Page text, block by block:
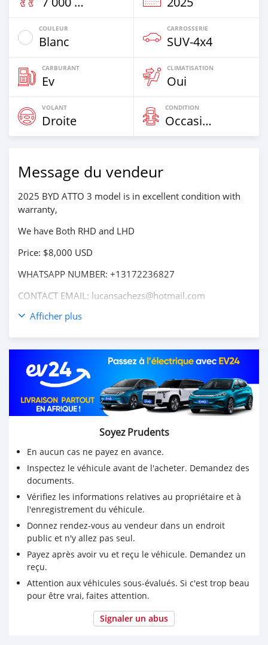
COULEUR
Blanc
CARROSSERIE
SUV‒4x4
CARBURANT
Ev
CLIMATISATION
Oui
VOLANT
Droite
CONDITION
Occasion
Message du vendeur
2025 BYD ATTO 3 model is in excellent condition with
warranty,
We have Both RHD and LHD
Price: $8,000 USD
WHATSAPP NUMBER: +13172236827
CONTACT EMAIL: lucansachezs@hotmail.com
Afficher plus
Soyez Prudents
En aucun cas ne payez en avance.
Inspectez le véhicule avant de l'acheter. Demandez des
documents.
Vérifiez les informations relatives au propriétaire et à
l'enregistrement du véhicule.
Donnez rendez-vous au vendeur dans un endroit
public et n'y allez pas seul.
Payez après avoir vu et reçu le véhicule. Demandez un
reçu.
Attention aux véhicules sous-évalués. Si c'est trop beau
pour être vrai, faites attention.
Signaler un abus